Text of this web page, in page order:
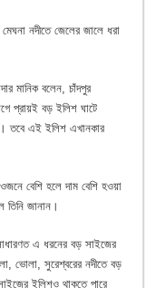
নদীতে জেলের জালে ধরা
মানিক বলেন, চাঁদপুর
প্রায়ই বড় ইলিশ ঘাটে
তবে এই ইলিশ এখানকার
বেশি হলে দাম বেশি হওয়া
তিনি জানান।
এ ধরনের বড় সাইজের
ভোলা, সুরেশ্বরের নদীতে বড়
ইলিশও থাকতে পারে